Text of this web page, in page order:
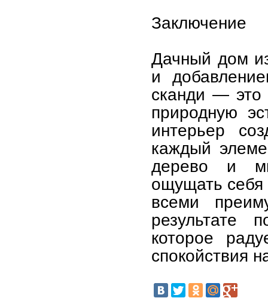
Заключение
Дачный дом
и
сканди — это
природную
интерьер
каждый
дерево и
ощущать себя
всеми
результате
которое
спокойствия